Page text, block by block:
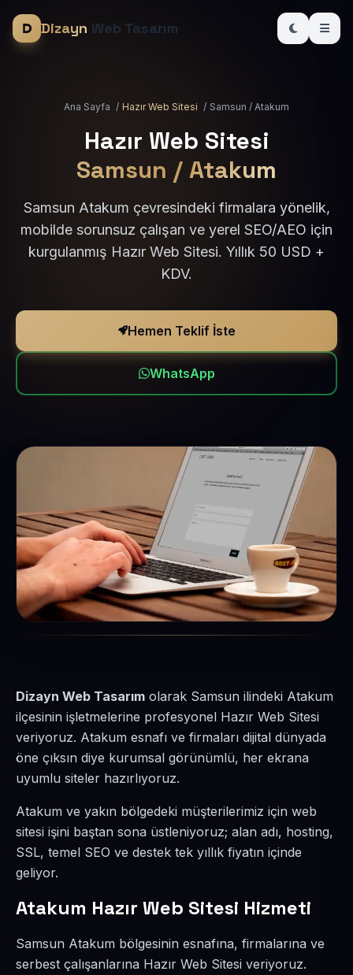
Dizayn Web Tasarım
Ana Sayfa / Hazır Web Sitesi / Samsun / Atakum
Hazır Web Sitesi
Samsun / Atakum
Samsun Atakum çevresindeki firmalara yönelik,
mobilde sorunsuz çalışan ve yerel SEO/AEO için
kurgulanmış Hazır Web Sitesi. Yıllık 50 USD +
KDV.
Hemen Teklif İste
WhatsApp
Dizayn Web Tasarım olarak Samsun ilindeki Atakum
ilçesinin işletmelerine profesyonel Hazır Web Sitesi
veriyoruz. Atakum esnafı ve firmaları dijital dünyada
öne çıksın diye kurumsal görünümlü, her ekrana
uyumlu siteler hazırlıyoruz.
Atakum ve yakın bölgedeki müşterilerimiz için web
sitesi işini baştan sona üstleniyoruz; alan adı, hosting,
SSL, temel SEO ve destek tek yıllık fiyatın içinde
geliyor.
Atakum Hazır Web Sitesi Hizmeti
Samsun Atakum bölgesinin esnafına, firmalarına ve
serbest çalışanlarına Hazır Web Sitesi veriyoruz.